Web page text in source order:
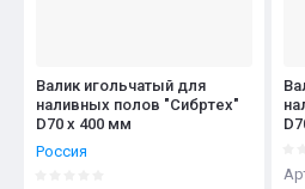
Валик игольчатый для
наливных полов "Сибртех"
D70 x 400 мм
Россия